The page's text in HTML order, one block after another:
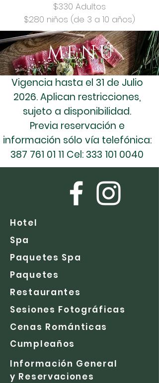
$330 Adultos
$280 niños (de 3 a 10 años)
MENÚ
Vigencia hasta el 31 de Julio
2026. Aplican restricciones,
sujeto a disponibilidad.
Previa reservación e
información sólo vía telefónica:
387 761 01 11 Cel:333 101 0040
Hotel
Spa
Paquetes Spa
Paquetes
Restaurantes
Sesiones Fotográficas
Cenas Románticas
Cumpleaños
Información General
y Reservaciones